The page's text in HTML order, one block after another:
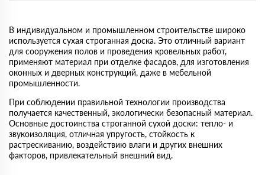
В индивидуальном и промышленном строительстве широко
используется сухая строганная доска. Это отличный вариант
для сооружения полов и проведения кровельных работ,
применяют материал при отделке фасадов, для изготовления
оконных и дверных конструкций, даже в мебельной
промышленности.
При соблюдении правильной технологии производства
получается качественный, экологически безопасный материал.
Основные достоинства строганной сухой доски: тепло- и
звукоизоляция, отличная упругость, стойкость к
растрескиванию, воздействию влаги и других внешних
факторов, привлекательный внешний вид.